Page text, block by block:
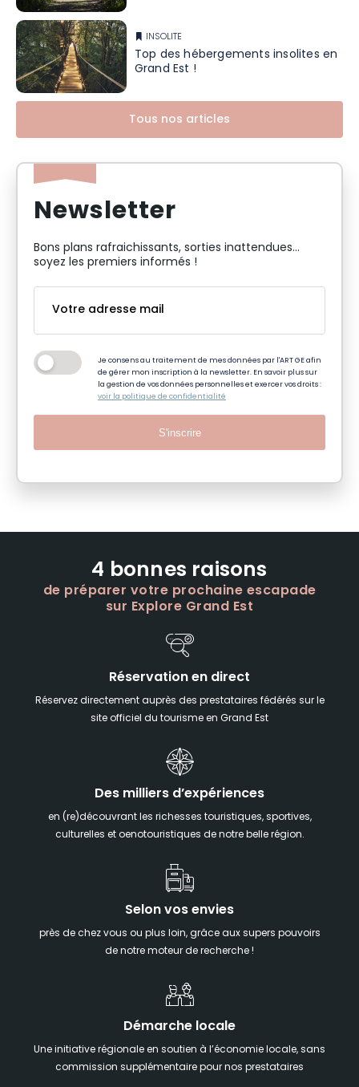
INSOLITE
Top des hébergements insolites en
Grand Est !
Tous nos articles
Newsletter
Bons plans rafraichissants, sorties inattendues…
soyez les premiers informés !
Je consens au traitement de mes données par l'ART GE afin
de gérer mon inscription à la newsletter. En savoir plus sur
la gestion de vos données personnelles et exercer vos droits :
voir la politique de confidentialité
S'inscrire
4 bonnes raisons
de préparer votre prochaine escapade
sur Explore Grand Est
Réservation en direct
Réservez directement auprès des prestataires fédérés sur le
site officiel du tourisme en Grand Est
Des milliers d’expériences
en (re)découvrant les richesses touristiques, sportives,
culturelles et oenotouristiques de notre belle région.
Selon vos envies
près de chez vous ou plus loin, grâce aux supers pouvoirs
de notre moteur de recherche !
Démarche locale
Une initiative régionale en soutien à l’économie locale, sans
commission supplémentaire pour nos prestataires